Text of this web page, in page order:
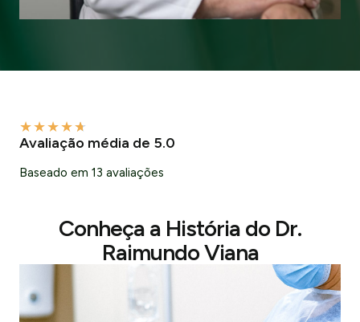
★★★★★
Avaliação média de 5.0
Baseado em 13 avaliações
Conheça a História do Dr.
Raimundo Viana